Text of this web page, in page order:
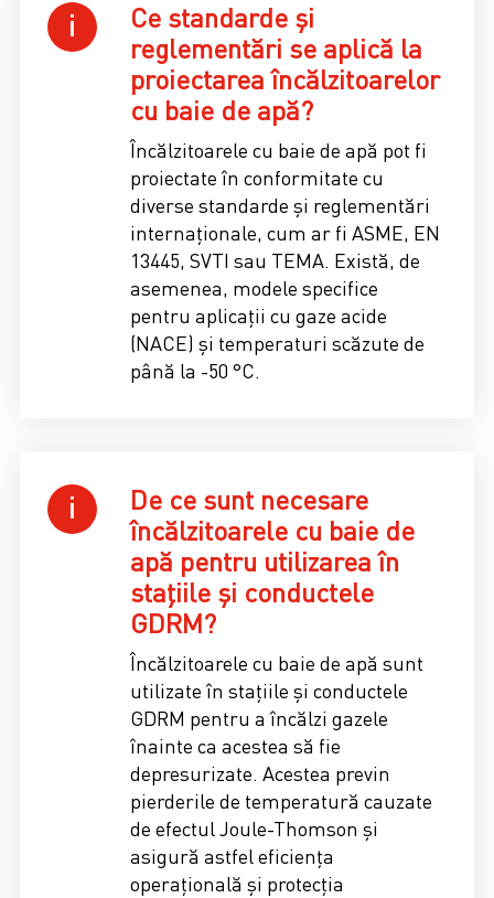
Ce standarde și
reglementări se aplică la
proiectarea încălzitoarelor
cu baie de apă?
Încălzitoarele cu baie de apă pot fi
proiectate în conformitate cu
diverse standarde și reglementări
internaționale, cum ar fi ASME, EN
13445, SVTI sau TEMA. Există, de
asemenea, modele specifice
pentru aplicații cu gaze acide
(NACE) și temperaturi scăzute de
până la -50 °C.
De ce sunt necesare
încălzitoarele cu baie de
apă pentru utilizarea în
stațiile și conductele
GDRM?
Încălzitoarele cu baie de apă sunt
utilizate în stațiile și conductele
GDRM pentru a încălzi gazele
înainte ca acestea să fie
depresurizate. Acestea previn
pierderile de temperatură cauzate
de efectul Joule-Thomson și
asigură astfel eficiența
operațională și protecția